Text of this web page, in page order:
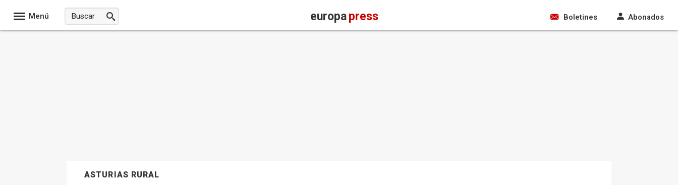
Menú europapress Boletines Abonados
ASTURIAS RURAL